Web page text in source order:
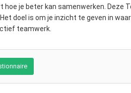
je beter kan samenwerken. Deze
doel is om je inzicht te geven in
teamwerk.